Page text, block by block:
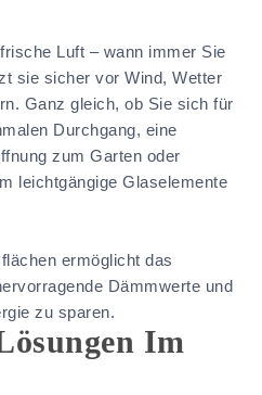
Luft – wann immer Sie
sie sicher vor Wind, Wetter
Ganz gleich, ob Sie sich für
Durchgang, eine
zum Garten oder
leichtgängige Glaselemente
ermöglicht das
Dämmwerte und
zu sparen.
Im